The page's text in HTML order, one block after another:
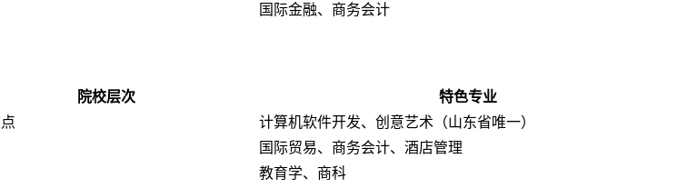
国际金融、商务会计
院校层次
特色专业
计算机软件开发、创意艺术（山东省唯一）
国际贸易、商务会计、酒店管理
教育学、商科